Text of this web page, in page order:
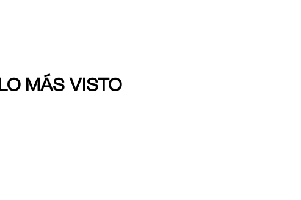
LO MÁS VISTO